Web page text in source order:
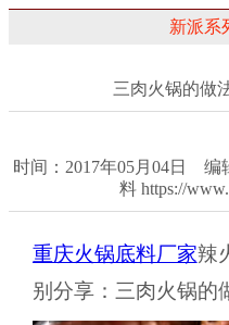
新派系
三肉火锅的做
时间：2017年05月04日 编
料 https://
重庆火锅底料厂家辣
别分享：三肉火锅的